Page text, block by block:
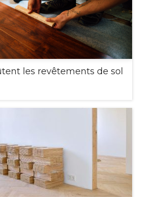
les revêtements de sol